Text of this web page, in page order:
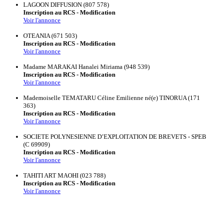
LAGOON DIFFUSION (807 578)
Inscription au RCS - Modification
Voir l'annonce
OTEANIA (671 503)
Inscription au RCS - Modification
Voir l'annonce
Madame MARAKAI Hanalei Miriama (948 539)
Inscription au RCS - Modification
Voir l'annonce
Mademoiselle TEMATARU Céline Emilienne né(e) TINORUA (171
363)
Inscription au RCS - Modification
Voir l'annonce
SOCIETE POLYNESIENNE D’EXPLOITATION DE BREVETS - SPEB
(C 69909)
Inscription au RCS - Modification
Voir l'annonce
TAHITI ART MAOHI (023 788)
Inscription au RCS - Modification
Voir l'annonce